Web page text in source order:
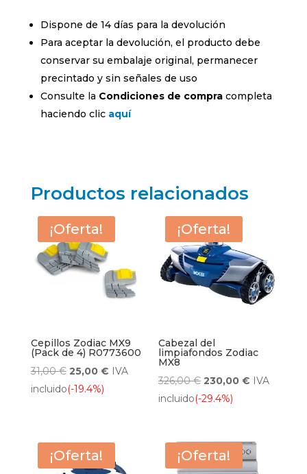
Dispone de 14 días para la devolución
Para aceptar la devolución, el producto debe
conservar su embalaje original, permanecer
precintado y sin señales de uso
Consulte la Condiciones de compracompleta
haciendo clic aquí
Productos relacionados
¡Oferta!
Cepillos Zodiac MX9
(Pack de 4) R0773600
31,00€ El
precio
31,00 €.
25,00 €El
25,00 €.
IVA
incluido(-19.4%)
¡Oferta!
Cabezal del
limpiafondos Zodiac
MX8
326,00€ El
precio
326,00 €.
230,00€ El
230,00 €.
IVA
incluido(-29.4%)
¡Oferta! ¡Oferta!